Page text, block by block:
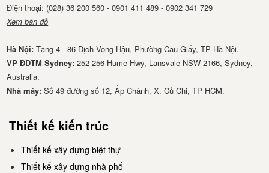
Điện thoại: (028) 36 200 560 - 0901 411 489 - 0902 341 729
Xem bản đồ
Hà Nội:Tầng 4 - 86 Dịch Vọng Hậu, Phường Cầu Giấy, TP Hà Nội.
VP ĐDTM Sydney: 252-256 Hume Hwy, Lansvale NSW 2166, Sydney,
Australia.
Nhà má​y: Số 49 đường số 12, Ấp Chánh, X. Củ Chi, TP HCM.
Thiết kế kiến trúc
Thiết kế xây dựng biệt thự
Thiết kế xây dựng nhà phố